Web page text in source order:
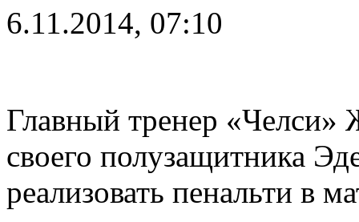
6.11.2014, 07:10
Главный тренер
своего полузащитника
реализовать пенальти в